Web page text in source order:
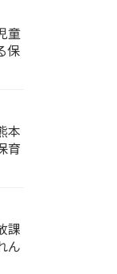
童
保
本
育
課
ん